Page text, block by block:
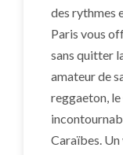
des rythmes
Paris vous
sans quitter
amateur de
reggaeton,
Caraïbes.